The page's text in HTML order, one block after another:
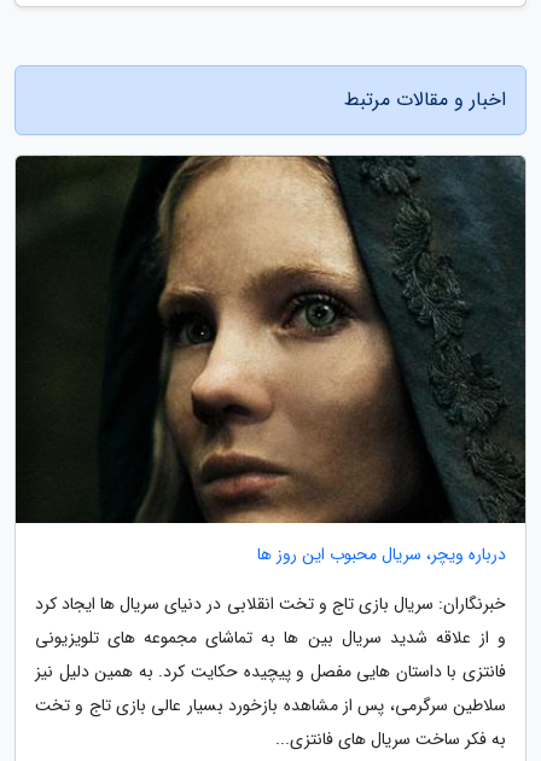
اخبار و مقالات مرتبط
درباره ویچر، سریال محبوب این روز ها
خبرنگاران: سریال بازی تاج و تخت انقلابی در دنیای سریال ها ایجاد کرد
و از علاقه شدید سریال بین ها به تماشای مجموعه های تلویزیونی
فانتزی با داستان هایی مفصل و پیچیده حکایت کرد. به همین دلیل نیز
سلاطین سرگرمی، پس از مشاهده بازخورد بسیار عالی بازی تاج و تخت
به فکر ساخت سریال های فانتزی...